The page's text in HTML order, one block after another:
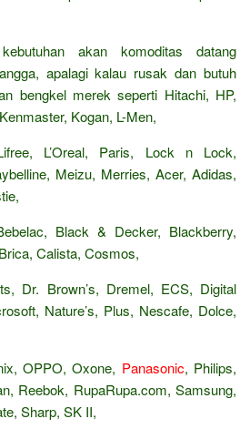
akan komoditas datang
apalagi kalau rusak dan butuh
bengkel merek seperti Hitachi, HP,
Kogan, L-Men,
L’Oreal, Paris, Lock n Lock,
Meizu, Merries, Acer, Adidas,
Black & Decker, Blackberry,
Calista, Cosmos,
Dr. Brown’s, Dremel, ECS, Digital
Nature’s, Plus, Nescafe, Dolce,
OPPO, Oxone, Panasonic, Philips,
Reebok, RupaRupa.com, Samsung,
Sharp, SK II,